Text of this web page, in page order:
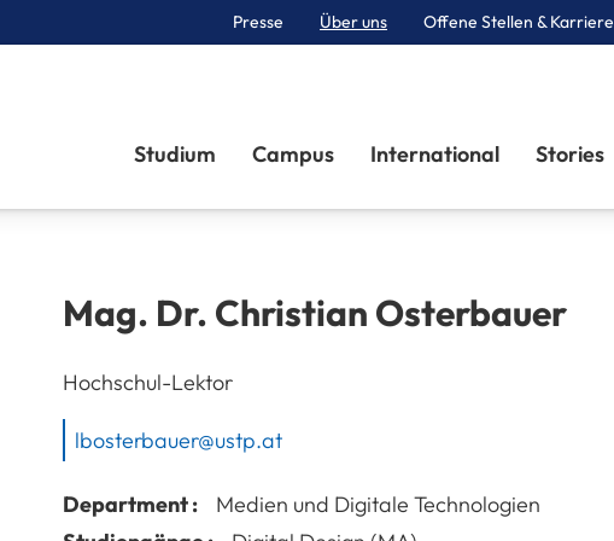
Presse Über uns Offene Stellen & Karriere
Studium Campus International Stories
Mag. Dr. Christian Osterbauer
Hochschul-Lektor
lbosterbauer@ustp.at
Department :
Medien und Digitale Technologien